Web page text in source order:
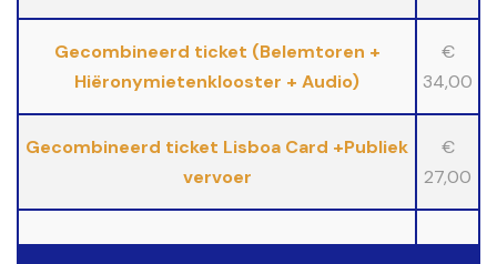
Gecombineerd ticket (Belemtoren +
Hiëronymietenklooster + Audio)
€
34,00
Gecombineerd ticket Lisboa Card +Publiek
vervoer
€
27,00